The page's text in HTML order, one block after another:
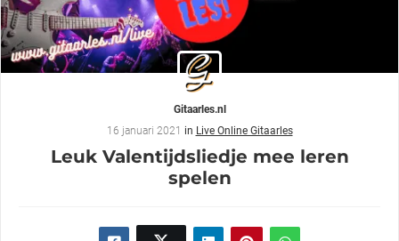
Gitaarles.nl
16 januari 2021 in Live Online Gitaarles
Leuk Valentijdsliedje mee leren
spelen